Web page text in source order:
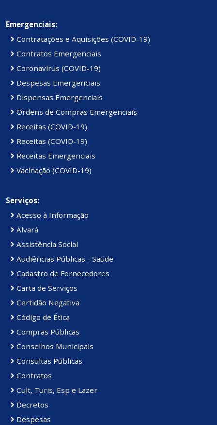
Emergenciais:
Contratações e Aquisições (COVID-19)
Contratos Emergenciais
Coronavírus (COVID-19)
Despesas Emergenciais
Dispensas Emergenciais
Ordens de Compras Emergenciais
Receitas (COVID-19)
Receitas (COVID-19)
Receitas Emergenciais
Vacinação (COVID-19)
Serviços:
Acesso à Informação
Alvará
Assistência Social
Audiências Públicas - Saúde
Cadastro de Fornecedores
Carta de Serviços
Certidão Negativa
Código de Ética
Compras Públicas
Conselhos Municipais
Consultas Públicas
Contratos
Cult, Turis, Esp e Lazer
Decretos
Despesas